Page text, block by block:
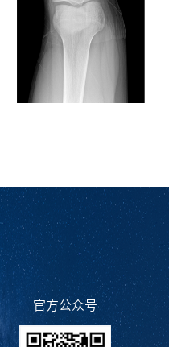
官方公众号